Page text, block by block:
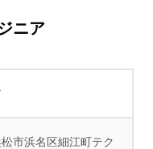
ニア
市浜名区細江町テク